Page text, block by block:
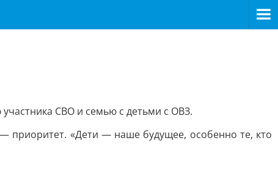
СВО и семью с детьми с ОВЗ.
приоритет. «Дети — наше будущее, особенно те, кто